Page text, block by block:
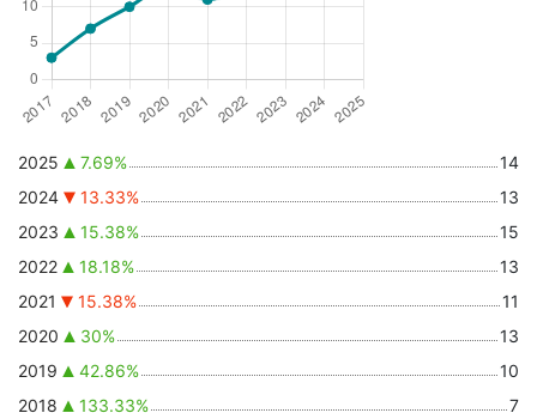
2025 7.69%
14
2024
13.33%
13
2023
15.38%
15
2022
18.18%
13
2021
15.38%
11
2020
30%
13
2019
42.86%
10
2018
133.33%
7